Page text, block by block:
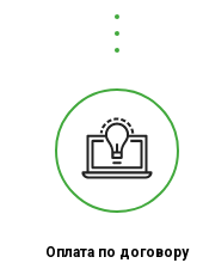
Оплата по договору